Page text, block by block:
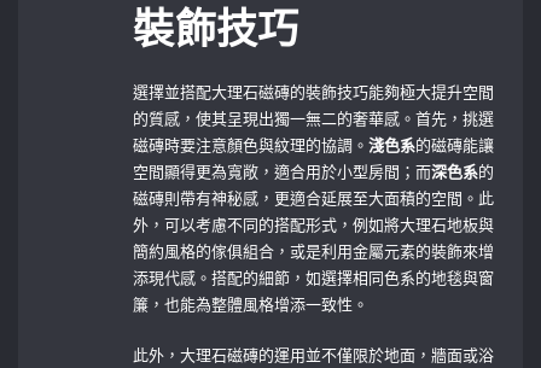
裝飾技巧
選擇並搭配大理石磁磚的裝飾技巧能夠極大提升空間
的質感，使其呈現出獨一無二的奢華感。首先，挑選
磁磚時要注意顏色與紋理的協調。淺色系的磁磚能讓
空間顯得更為寬敞，適合用於小型房間；而深色系的
磁磚則帶有神秘感，更適合延展至大面積的空間。此
外，可以考慮不同的搭配形式，例如將大理石地板與
簡約風格的傢俱組合，或是利用金屬元素的裝飾來增
添現代感。搭配的細節，如選擇相同色系的地毯與窗
簾，也能為整體風格增添一致性。
此外，大理石磁磚的運用並不僅限於地面，牆面或浴